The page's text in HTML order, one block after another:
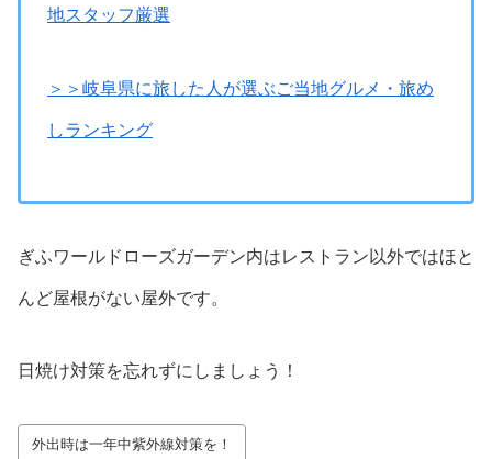
地スタッフ厳選
＞＞岐阜県に旅した人が選ぶご当地グルメ・旅め
しランキング
ぎふワールドローズガーデン内はレストラン以外ではほと
んど屋根がない屋外です。
日焼け対策を忘れずにしましょう！
外出時は一年中紫外線対策を！